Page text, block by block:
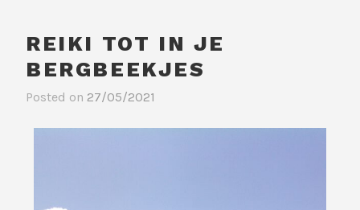
REIKI TOT IN JE
BERGBEEKJES
Posted on 27/05/2021